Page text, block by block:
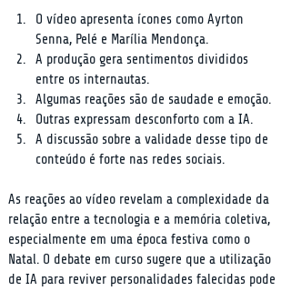
O vídeo apresenta ícones como Ayrton
Senna, Pelé e Marília Mendonça.
A produção gera sentimentos divididos
entre os internautas.
Algumas reações são de saudade e emoção.
Outras expressam desconforto com a IA.
A discussão sobre a validade desse tipo de
conteúdo é forte nas redes sociais.
As reações ao vídeo revelam a complexidade da
relação entre a tecnologia e a memória coletiva,
especialmente em uma época festiva como o
Natal. O debate em curso sugere que a utilização
de IA para reviver personalidades falecidas pode